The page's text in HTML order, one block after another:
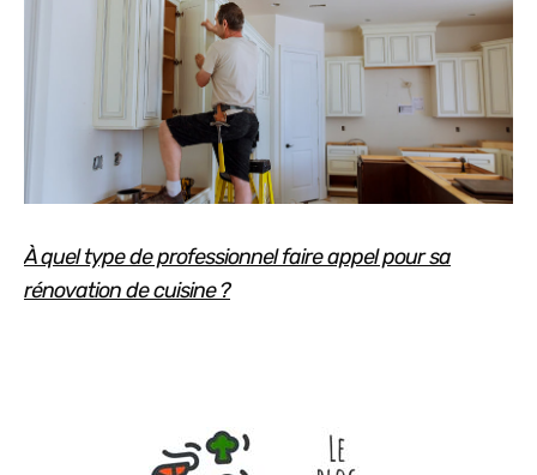
À quel type de professionnel faire appel pour sa
rénovation de cuisine ?